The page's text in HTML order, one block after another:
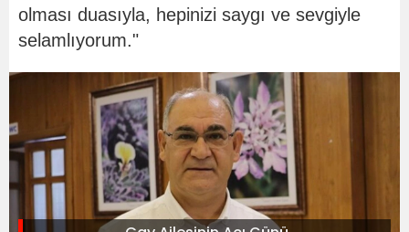
olması duasıyla, hepinizi saygı ve sevgiyle
selamlıyorum."